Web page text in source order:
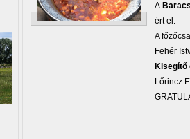
A
ért el.
A
Fehér
Kisegítő
Lőrincz